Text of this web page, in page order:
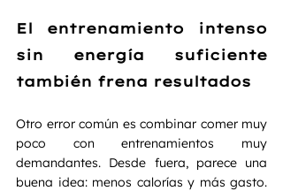
El entrenamiento intenso
sin energía suficiente
también frena resultados
Otro error común es combinar comer muy
poco con entrenamientos muy
demandantes. Desde fuera, parece una
buena idea: menos calorías y más gasto.